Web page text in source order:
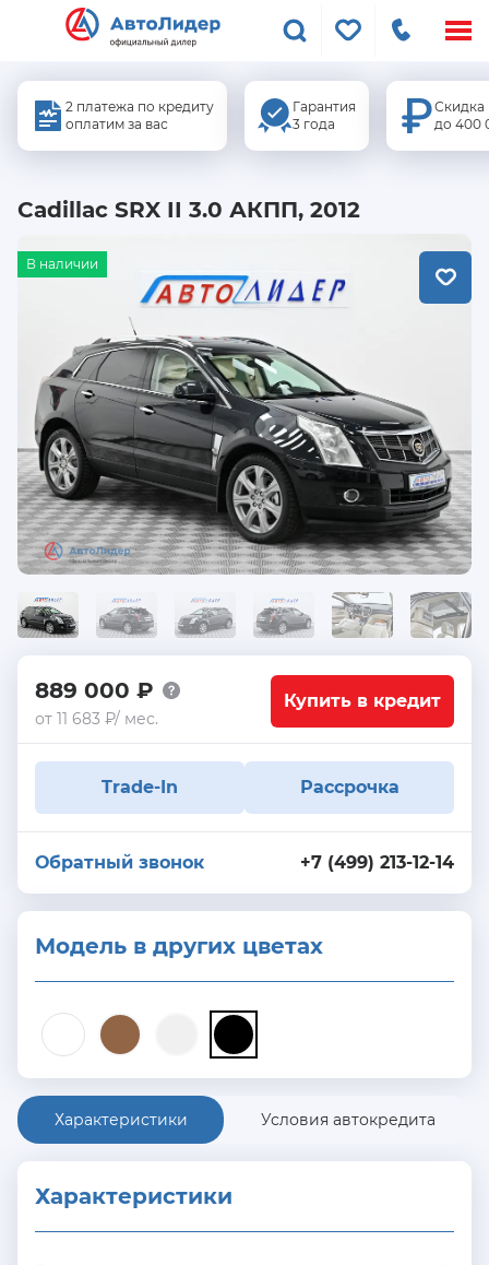
2 платежа по кредиту
оплатим за вас
Гарантия
3 года
Скидка
до 400
Cadillac SRX II 3.0 АКПП, 2012
В наличии
889 000 ₽
от 11 683 ₽/ мес.
Купить в кредит
Trade-In Рассрочка
+7 (499) 213-12-14
Обратный звонок
Модель в других цветах
Характеристики Условия автокредита
Характеристики